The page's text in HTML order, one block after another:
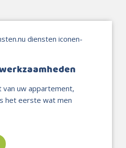
van uw appartement,
het eerste wat men